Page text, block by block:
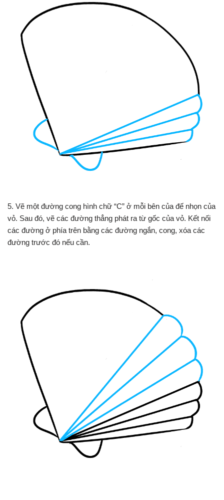
5. Vẽ một đường cong hình chữ “C” ở mỗi bên của đế nhọn của
vỏ. Sau đó, vẽ các đường thẳng phát ra từ gốc của vỏ. Kết nối
các đường ở phía trên bằng các đường ngắn, cong, xóa các
đường trước đó nếu cần.